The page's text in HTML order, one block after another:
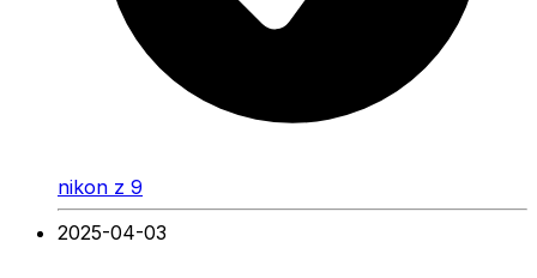
nikon z 9
2025-04-03